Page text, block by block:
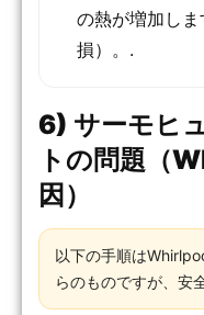
の熱が増加し
損）。.
6) サーモヒ
トの問題（
因）
以下の手順は
らのものですが、安